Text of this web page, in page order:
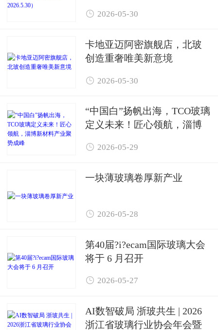
 2026-05-30
卡地亚迈阿密旗舰店，北玻
创造重奢唯美新意境
 2026-05-30
“中国白”扬帆出海，TCO玻璃
定义未来！匠心领航，淄博
 2026-05-29
一块薄玻璃卷厚新产业
 2026-05-28
第40届?i?ecam国际玻璃大会
将于 6 月召开
 2026-05-27
AI数智破局 浙玻共生 | 2026
浙江省玻璃行业协会年会暨